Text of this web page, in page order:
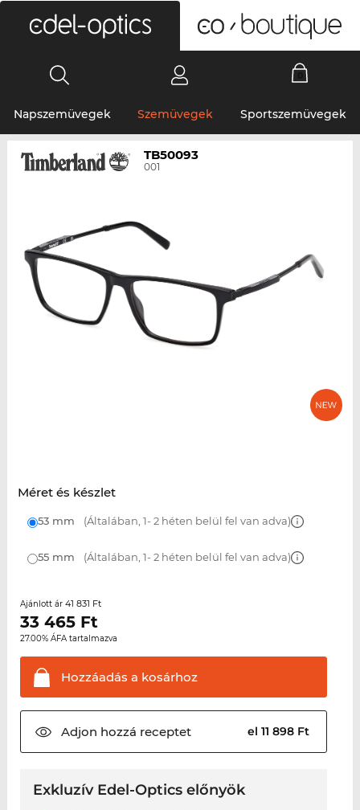
Napszemüvegek Szemüvegek Sportszemüvegek
TB50093
001
Méret és készlet
53 mm (Általában, 1- 2 héten belül fel van adva)
55 mm (Általában, 1- 2 héten belül fel van adva)
Ajánlott ár 41 831 Ft
33 465Ft
27.00% ÁFA tartalmazva
Hozzáadás a kosárhoz
Adjon hozzá receptet el 11 898 Ft
Exkluzív Edel-Optics előnyök